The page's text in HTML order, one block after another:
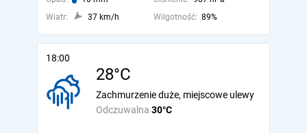
Wiatr:
37 km/h Wilgotność: 89%
18:00
28°C
Odczuwalna 30°C
Zachmurzenie duże, miejscowe ulewy